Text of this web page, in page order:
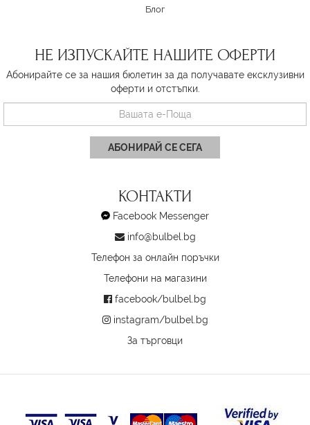
Блог
НЕ ИЗПУСКАЙТЕ НАШИТЕ ОФЕРТИ
Абонирайте се за нашия бюлетин за да получавате ексклузивни
оферти и отстъпки.
АБОНИРАЙ СЕ СЕГА
КОНТАКТИ
Facebook Messenger
info@bulbel.bg
Телефон за онлайн поръчки
Телефони на магазини
facebook/bulbel.bg
instagram/bulbel.bg
За търговци